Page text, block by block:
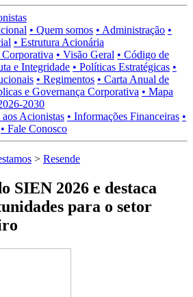
• Quem somos • Administração •
• Estrutura Acionária
• Visão Geral • Código de
e Integridade • Políticas Estratégicas •
• Regimentos • Carta Anual de
e Governança Corporativa • Mapa
2030
Acionistas • Informações Financeiras •
• Fale Conosco
> Resende
SIEN 2026 e destaca
para o setor